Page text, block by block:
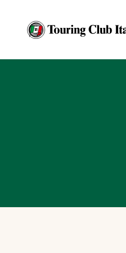
HOME DESTINAZIONI PERTICARA